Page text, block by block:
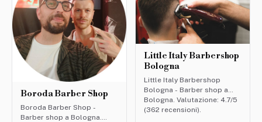
Boroda Barber Shop
Boroda Barber Shop -
Barber shop a Bologna.
Little Italy Barbershop
Bologna
Little Italy Barbershop
Bologna - Barber shop a
Bologna. Valutazione: 4.7/5
(362 recensioni).